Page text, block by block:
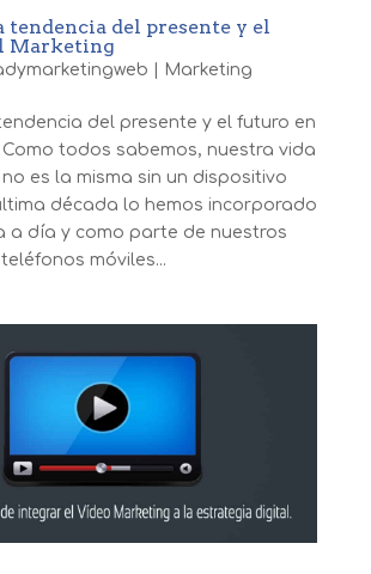
tendencia del presente y el
Marketing
Marketing
del presente y el futuro en
todos sabemos, nuestra vida
es la misma sin un dispositivo
década lo hemos incorporado
a día y como parte de nuestros
móviles...